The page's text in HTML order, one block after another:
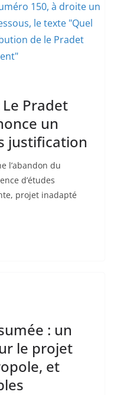
Le Pradet
un
justification
l’abandon du
d’études
projet inadapté
: un
le projet
et